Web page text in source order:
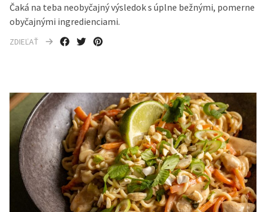
Čaká na teba neobyčajný výsledok s úplne bežnými, pomerne
obyčajnými ingredienciami.
ZDIEĽAŤ